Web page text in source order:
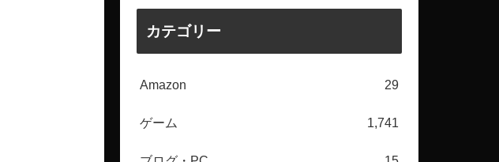
カテゴリー
Amazon 29
ゲーム 1,741